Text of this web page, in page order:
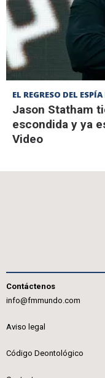
EL REGRESO DEL
Jason Statham
escondida y ya
Video
Contáctenos
info@fmmundo.com
Aviso legal
Código Deontológico